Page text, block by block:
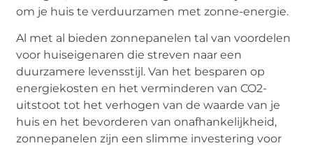
om je huis te verduurzamen met zonne-energie.
Al met al bieden zonnepanelen tal van voordelen
voor huiseigenaren die streven naar een
duurzamere levensstijl. Van het besparen op
energiekosten en het verminderen van CO2-
uitstoot tot het verhogen van de waarde van je
huis en het bevorderen van onafhankelijkheid,
zonnepanelen zijn een slimme investering voor